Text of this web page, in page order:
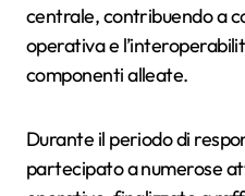
centrale, contribuendo a
operativa e
componenti alleate.
Durante il periodo di
partecipato a numerose